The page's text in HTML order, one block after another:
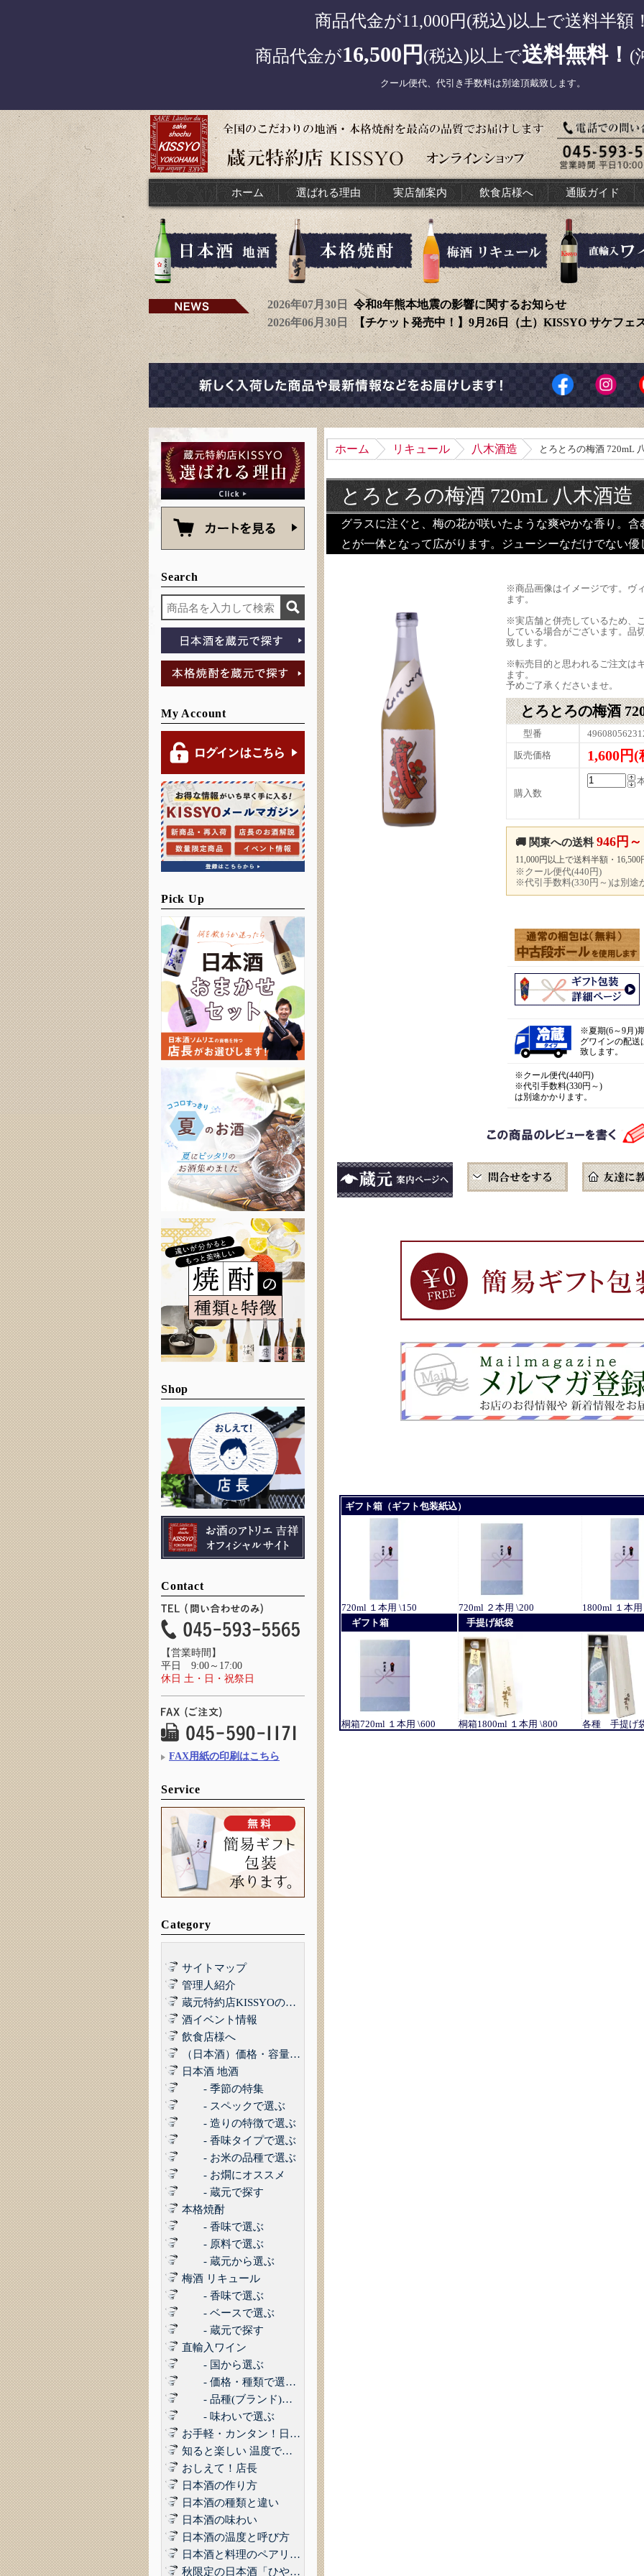
商品代金が11,000円(税込)以上で送料半額
商品代金が16,500円 (税込)以上で送料無料！ (
クール便代、代引き手数料は別途頂戴致します。
ホーム 選ばれる理由 実店舗案内 飲食店様へ 通販ガイド
2026年07月30日令和8年熊本地震の影響に関するお知らせ
2026年06月30日【チケット発売中！】9月26日（土）KISSYO サケフェ
Search
My Account
Pick Up
Shop
Contact
【営業時間】
平日 9:00～17:00
休日 土・日・祝祭日
FAX用紙の印刷はこちら
Service
Category
サイトマップ
管理人紹介
蔵元特約店KISSYOの品質管理について｜最高の品質でお届けするために
酒イベント情報
飲食店様へ
（日本酒）価格・容量で選ぶ
日本酒 地酒
- 季節の特集
- スペックで選ぶ
- 造りの特徴で選ぶ
- 香味タイプで選ぶ
- お米の品種で選ぶ
- お燗にオススメ
- 蔵元で探す
本格焼酎
- 香味で選ぶ
- 原料で選ぶ
- 蔵元から選ぶ
梅酒 リキュール
- 香味で選ぶ
- ベースで選ぶ
- 蔵元で探す
直輸入ワイン
- 国から選ぶ
- 価格・種類で選ぶ(赤,白,ロゼ,スパークリング)
- 品種(ブランド)で選ぶ
- 味わいで選ぶ
お手軽・カンタン！日本酒に合うコンビニおつまみ3選 Vol.1
知ると楽しい 温度で楽しむ日本酒
おしえて！店長
日本酒の作り方
日本酒の種類と違い
日本酒の味わい
日本酒の温度と呼び方
日本酒と料理のペアリング
秋限定の日本酒「ひやおろし」
ホーム リキュール 八木酒造 とろとろの梅酒 720mL
とろとろの梅酒 720mL 八木酒造
グラスに注ぐと、梅の花が咲いたような爽やかな香り。
とが一体となって広がります。ジューシーなだけでない
※商品画像はイメージです。ヴ
ます。
※実店舗と併売しているため、
している場合がございます。品
致します。
※転売目的と思われるご注文は
ます。
予めご了承くださいませ。
とろとろの梅酒
型番
販売価格
1,600円(
購入数
🚚 関東への送料 946円～
11,000円以上で送料半額・
※クール便代(440円)
※代引手数料(330円～)は別途
※夏期(6～9月)
グワインの配送
致します。
※クール便代(440円)
※代引手数料(330円～)
は別途かかります。
ギフト箱（ギフト包装紙込）
720ml １本用 \150 720ml ２本用 \200
1800ml １本
ギフト箱
手提げ紙袋
桐箱720ml １本用 \600 桐箱1800ml １本用 \800 各種 手提げ